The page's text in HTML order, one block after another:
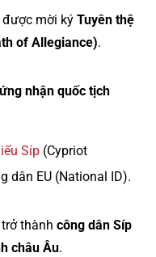
được mời ký Tuyên thệ
of Allegiance).
nhận quốc tịch
Síp(Cypriot
dân EU (National ID).
thành công dân Síp
châu Âu.